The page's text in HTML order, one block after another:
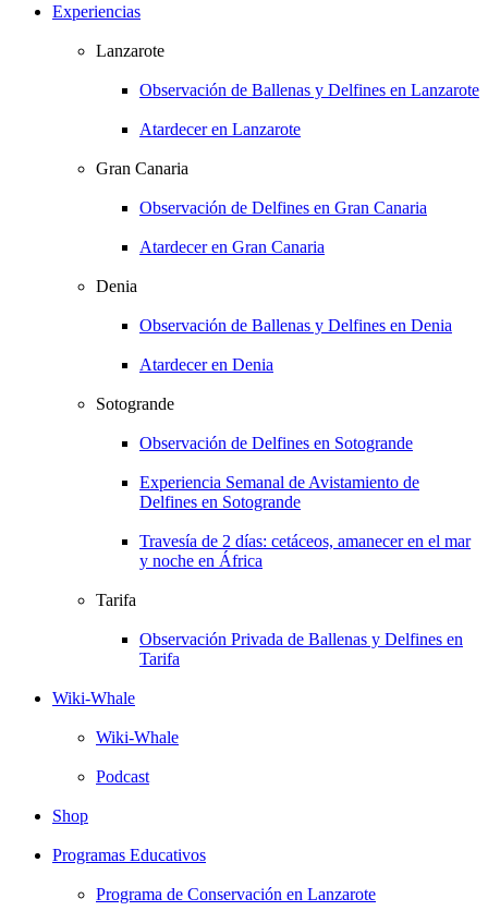
Experiencias
Lanzarote
Observación de Ballenas y Delfines en Lanzarote
Atardecer en Lanzarote
Gran Canaria
Observación de Delfines en Gran Canaria
Atardecer en Gran Canaria
Denia
Observación de Ballenas y Delfines en Denia
Atardecer en Denia
Sotogrande
Observación de Delfines en Sotogrande
Experiencia Semanal de Avistamiento de
Delfines en Sotogrande
Travesía de 2 días: cetáceos, amanecer en el mar
y noche en África
Tarifa
Observación Privada de Ballenas y Delfines en
Tarifa
Wiki-Whale
Wiki-Whale
Podcast
Shop
Programas Educativos
Programa de Conservación en Lanzarote